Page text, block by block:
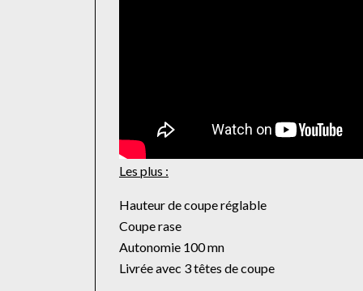
Les plus :
Hauteur de coupe réglable
Coupe rase
Autonomie 100 mn
Livrée avec 3 têtes de coupe